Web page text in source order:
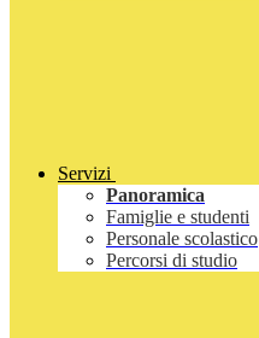
Servizi
Panoramica
Famiglie e studenti
Personale scolastico
Percorsi di studio